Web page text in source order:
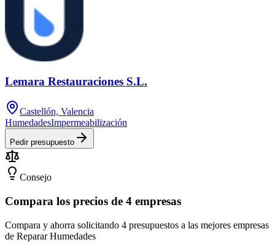
Lemara Restauraciones S.L.
Castellón, Valencia
HumedadesImpermeabilización
Pedir presupuesto
Consejo
Compara los precios de 4 empresas
Compara y ahorra solicitando 4 presupuestos a las mejores empresas
de Reparar Humedades